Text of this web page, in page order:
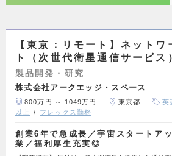
【東京：リモート】ネットワ
ト（次世代衛星通信サービス
製品開発・研究
株式会社アークエッジ・スペース
800万円 ～ 1049万円 東京都 英
以上
フレックス勤務
創業6年で急成長／宇宙スタートア
業／福利厚生充実◎